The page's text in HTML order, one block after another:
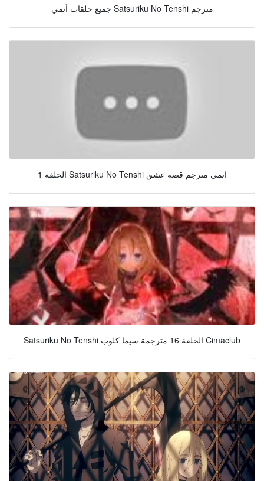
جميع حلقات أنمي Satsuriku No Tenshi مترجم
الحلقة 1 Satsuriku No Tenshi انمي مترجم قصة عشق
Satsuriku No Tenshi الحلقة 16 مترجمة سيما كلوب Cimaclub